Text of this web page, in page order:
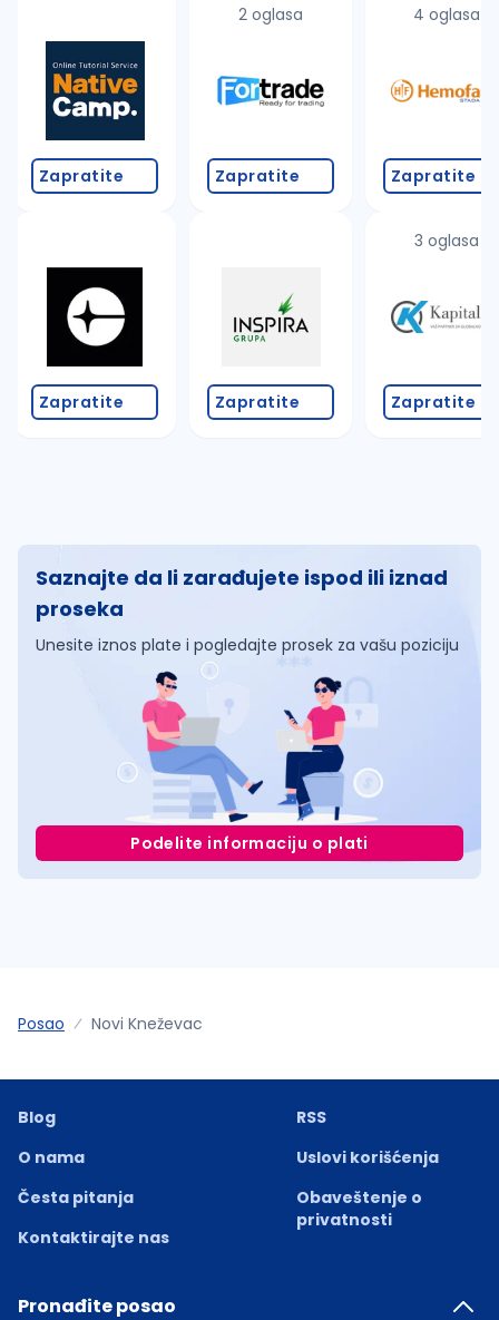
Zapratite
Zapratite
2 oglasa
Zapratite
Zapratite
4 oglasa
Zapratite
3 oglasa
Zapratite
Saznajte da li zarađujete ispod ili iznad
proseka
Unesite iznos plate i pogledajte prosek za vašu poziciju
Podelite informaciju o plati
Posao Novi Kneževac
Blog
O nama
Česta pitanja
Kontaktirajte nas
RSS
Uslovi korišćenja
Obaveštenje o
privatnosti
Pronađite posao